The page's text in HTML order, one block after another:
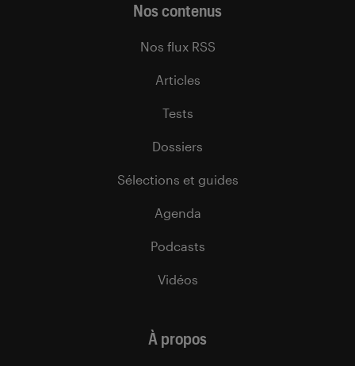
Nos contenus
Nos flux RSS
Articles
Tests
Dossiers
Sélections et guides
Agenda
Podcasts
Vidéos
À propos